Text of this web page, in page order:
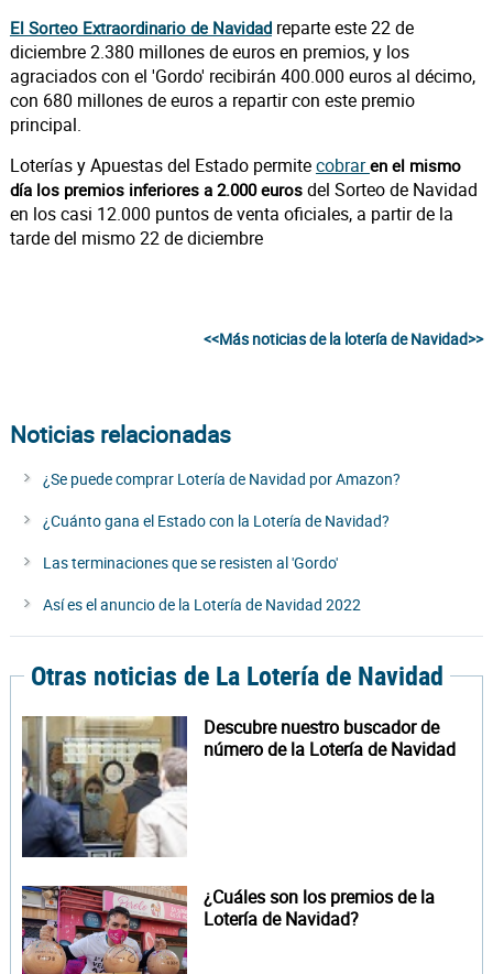
El Sorteo Extraordinario de Navidadreparte este 22 de
diciembre 2.380 millones de euros en premios, y los
agraciados con el 'Gordo' recibirán 400.000 euros al décimo,
con 680 millones de euros a repartir con este premio
principal.
Loterías y Apuestas del Estado permitecobraren el mismo
día los premios inferiores a 2.000 euros del Sorteo de Navidad
en los casi 12.000 puntos de venta oficiales, a partir de la
tarde del mismo 22 de diciembre
<<Más noticias de la lotería de Navidad>>
Noticias relacionadas
¿Se puede comprar Lotería de Navidad por Amazon?
¿Cuánto gana el Estado con la Lotería de Navidad?
Las terminaciones que se resisten al 'Gordo'
Así es el anuncio de la Lotería de Navidad 2022
Otras noticias de La Lotería de Navidad
Descubre nuestro buscador de
número de la Lotería de Navidad
¿Cuáles son los premios de la
Lotería de Navidad?